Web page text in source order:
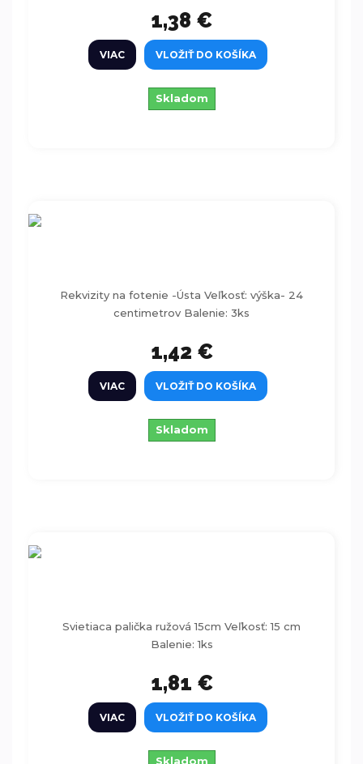
1,38 €
VIAC VLOŽIŤ DO KOŠÍKA
Skladom
Rekvizity na fotenie -Ústa Veľkosť: výška- 24
centimetrov Balenie: 3ks
1,42 €
VIAC VLOŽIŤ DO KOŠÍKA
Skladom
Svietiaca palička ružová 15cm Veľkosť: 15 cm
Balenie: 1ks
1,81 €
VIAC VLOŽIŤ DO KOŠÍKA
Skladom